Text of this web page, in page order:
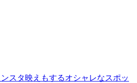
ンスタ映えもするオシャレなスポッ